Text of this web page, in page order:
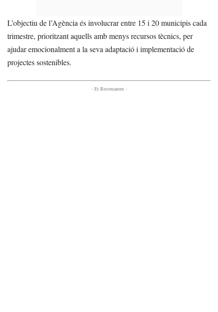
L’objectiu de l’Agència és involucrar entre 15 i 20 municipis cada
trimestre, prioritzant aquells amb menys recursos tècnics, per
ajudar emocionalment a la seva adaptació i implementació de
projectes sostenibles.
- Et Recomanem -